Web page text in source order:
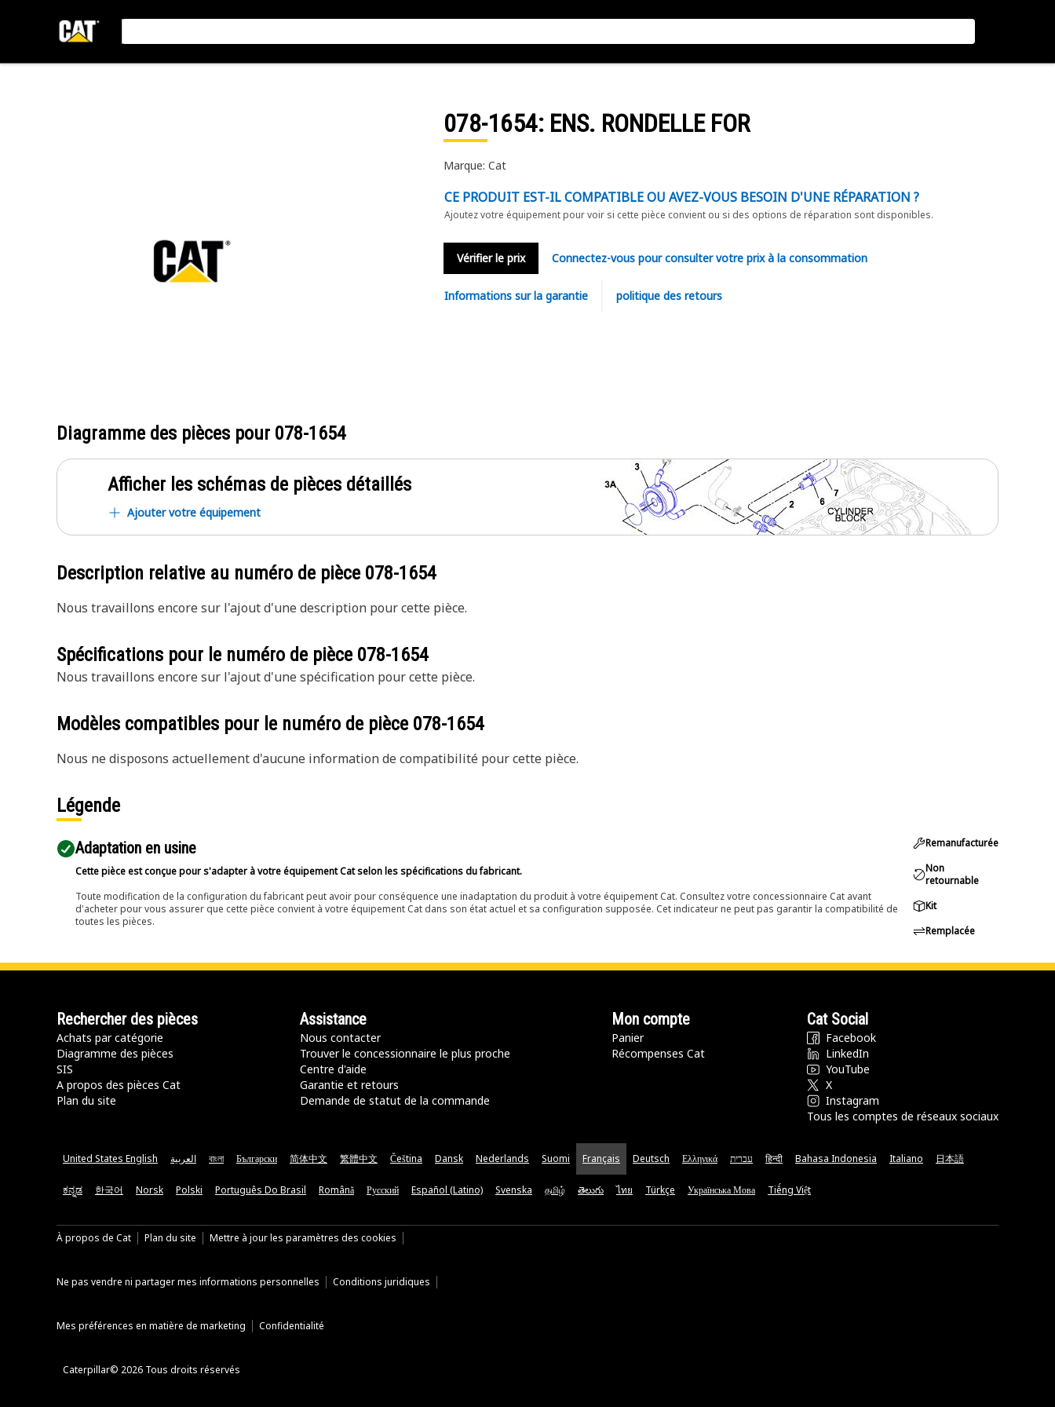
078-1654: ENS. RONDELLE FOR
Marque: Cat
CE PRODUIT EST-IL COMPATIBLE OU AVEZ-VOUS BESOIN D'UNE RÉPARATION ?
Ajoutez votre équipement pour voir si cette pièce convient ou si des options de réparation sont disponibles.
Vérifier le prix Connectez-vous pour consulter votre prix à la consommation
Informations sur la garantie politique des retours
Diagramme des pièces pour 078-1654
Afficher les schémas de pièces détaillés
Ajouter votre équipement
Description relative au numéro de pièce 078-1654
Nous travaillons encore sur l'ajout d'une description pour cette pièce.
Spécifications pour le numéro de pièce 078-1654
Nous travaillons encore sur l'ajout d'une spécification pour cette pièce.
Modèles compatibles pour le numéro de pièce 078-1654
Nous ne disposons actuellement d'aucune information de compatibilité pour cette pièce.
Légende
Adaptation en usine
Cette pièce est conçue pour s'adapter à votre équipement Cat selon les spécifications du fabricant.
Toute modification de la configuration du fabricant peut avoir pour conséquence une inadaptation du produit à votre équipement Cat. Consultez votre concessionnaire Cat avant
d'acheter pour vous assurer que cette pièce convient à votre équipement Cat dans son état actuel et sa configuration supposée. Cet indicateur ne peut pas garantir la compatibilité de
toutes les pièces.
Remanufacturée
Non
retournable
Kit
Remplacée
Rechercher des pièces
Achats par catégorie
Diagramme des pièces
SIS
A propos des pièces Cat
Plan du site
Assistance
Nous contacter
Trouver le concessionnaire le plus proche
Centre d'aide
Garantie et retours
Demande de statut de la commande
Mon compte
Panier
Récompenses Cat
Cat Social
Facebook
LinkedIn
YouTube
X
Instagram
Tous les comptes de réseaux sociaux
United States English العربية বাংলা Български 简体中文 繁體中文 Čeština Dansk Nederlands Suomi Français Deutsch Ελληνικά עברית हिन्दी Bahasa Indonesia Italiano 日本語
ಕನ್ನಡ 한국어 Norsk Polski Português Do Brasil Română Русский Español (Latino) Svenska தமிழ் తెలుగు ไทย Türkçe Українська Мова Tiếng Việt
À propos de Cat Plan du site Mettre à jour les paramètres des cookies
Ne pas vendre ni partager mes informations personnelles Conditions juridiques
Mes préférences en matière de marketing Confidentialité
Caterpillar© 2026 Tous droits réservés